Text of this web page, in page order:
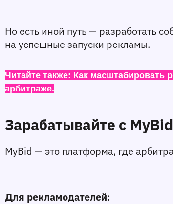
Но есть иной путь — разработать
на успешные запуски рекламы.
Читайте также: Как масштабировать
арбитраже.
Зарабатывайте с
MyBid — это платформа, где
Для рекламодателей: